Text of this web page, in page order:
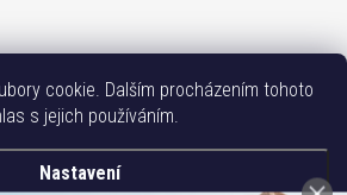
cookie. Dalším procházením tohoto
s jejich používáním.
Nastavení